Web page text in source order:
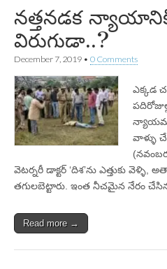
నత్తనడక న్యాయానికి
విరుగుడా..?
December 7, 2019 • 0 Comments
ఎక్కడ
వాళ్ళు
వెటర్నరీ డాక్టర్‌ ‘దిశ’ను ఎత్తుకు
తగులబెట్టారు. ఇంత నీచమైన నేరం
Read more →